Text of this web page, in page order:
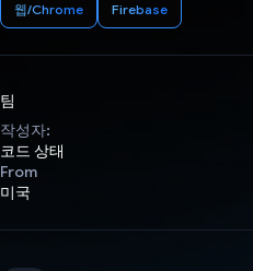
웹/Chrome Firebase
팀
작성자:
코드 상태
From
미국